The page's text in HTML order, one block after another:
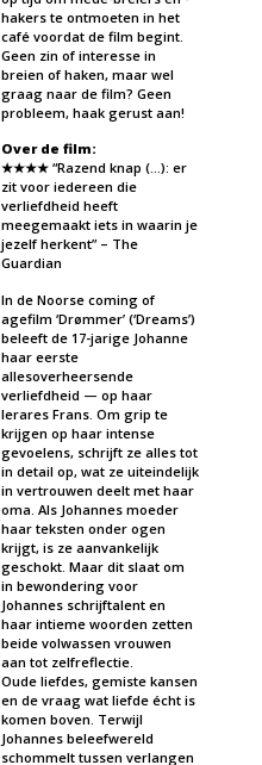
hakers te ontmoeten in het
café voordat de film begint.
Geen zin of interesse in
breien of haken, maar wel
graag naar de film? Geen
probleem, haak gerust aan!
Over de film:
★★★★ “Razend knap (…): er
zit voor iedereen die
verliefdheid heeft
meegemaakt iets in waarin je
jezelf herkent” – The
Guardian
In de Noorse coming of
agefilm ‘Drømmer’ (‘Dreams’)
beleeft de 17-jarige Johanne
haar eerste
allesoverheersende
verliefdheid — op haar
lerares Frans. Om grip te
krijgen op haar intense
gevoelens, schrijft ze alles tot
in detail op, wat ze uiteindelijk
in vertrouwen deelt met haar
oma. Als Johannes moeder
haar teksten onder ogen
krijgt, is ze aanvankelijk
geschokt. Maar dit slaat om
in bewondering voor
Johannes schrijftalent en
haar intieme woorden zetten
beide volwassen vrouwen
aan tot zelfreflectie.
Oude liefdes, gemiste kansen
en de vraag wat liefde écht is
komen boven. Terwijl
Johannes beleefwereld
schommelt tussen verlangen